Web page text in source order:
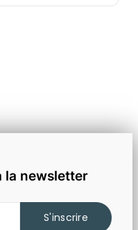
la newsletter
S'inscrire